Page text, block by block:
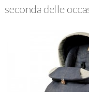
seconda delle